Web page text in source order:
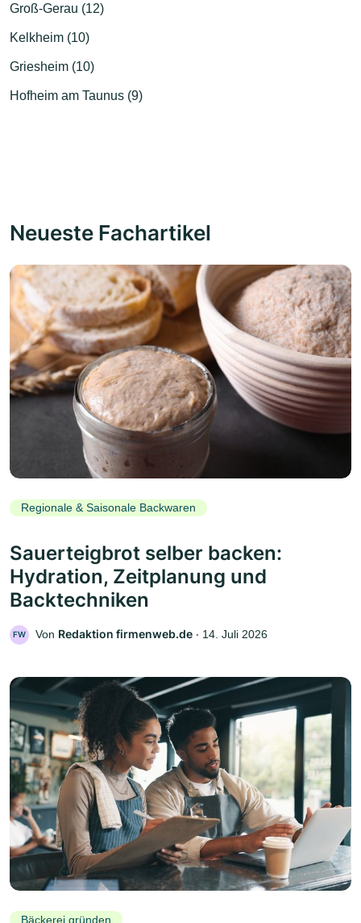
Groß-Gerau (12)
Kelkheim (10)
Griesheim (10)
Hofheim am Taunus (9)
Neueste Fachartikel
Regionale & Saisonale Backwaren
Sauerteigbrot selber backen:
Hydration, Zeitplanung und
Backtechniken
FW Von Redaktion firmenweb.de ‧ 14. Juli 2026
Bäckerei gründen